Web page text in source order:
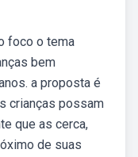
foco o tema
bem
a proposta é
crianças possam
que as cerca,
de suas